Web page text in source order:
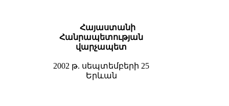
Հայաստանի
Հանրապետության
վարչապետ
2002 թ. սեպտեմբերի 25
Երևան